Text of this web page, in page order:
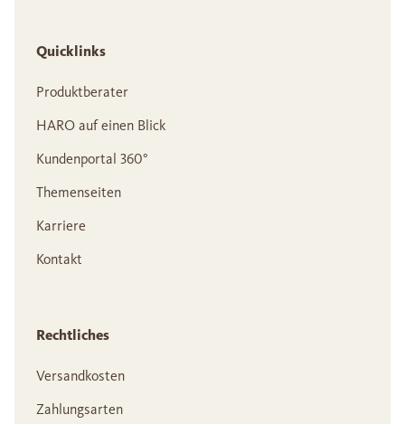
Quicklinks
Produktberater
HARO auf einen Blick
Kundenportal 360°
Themenseiten
Karriere
Kontakt
Rechtliches
Versandkosten
Zahlungsarten